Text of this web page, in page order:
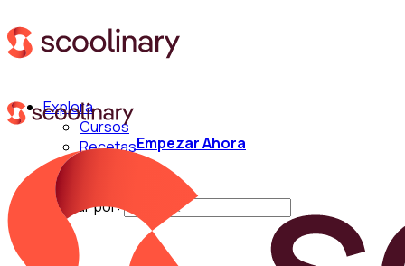
Explora
Cursos
Recetas
Buscar por:
Empezar Ahora